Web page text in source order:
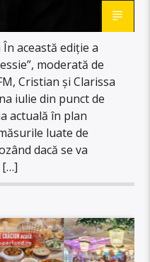
această ediție a
moderată de
Cristian și Clarissa
iulie din punct de
actuală în plan
luate de
dacă se va
[…]